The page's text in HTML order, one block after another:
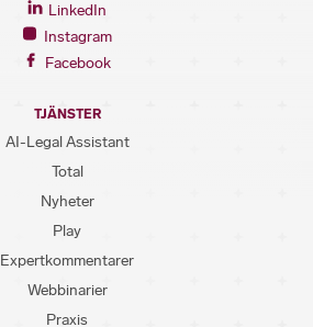
LinkedIn
Instagram
Facebook
TJÄNSTER
AI-Legal Assistant
Total
Nyheter
Play
Expertkommentarer
Webbinarier
Praxis